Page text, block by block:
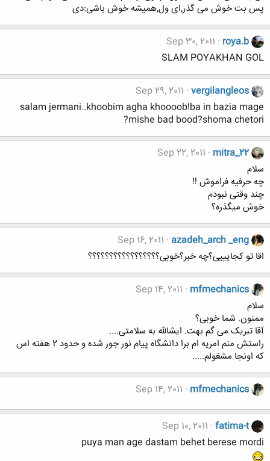
پس بت خوش می گذر,ای ول,همیشه خوش باشی:دی
roya.b
Sep 30, 2011
SLAM POYAKHAN GOL
vergilangleos
Sep 29, 2011
salam jermani..khoobim agha khoooob!ba in bazia mage
mishe bad bood?shoma chetori?
mitra_22
Sep 22, 2011
سلام
چه حرفیه فراموش !!
چند وقتی نبودم
خوش میگذره؟
azadeh_arch _eng
Sep 16, 2011
اقا تو کجایییی؟چه خبر؟خوبی؟؟؟؟؟؟؟؟؟؟؟؟؟؟؟؟؟
mfmechanics
Sep 14, 2011
سلام
ممنون. شما خوبی؟
آقا تبریک می گم بهت. ایشالله به سلامتی....
راستش منم امریه ام برا دانشگاه پیام نور جور شده و حدود 2 هفته اس
که اونجا مشغولم.....
mfmechanics
Sep 14, 2011
fatima-t
Sep 10, 2011
puya man age dastam behet berese mordi